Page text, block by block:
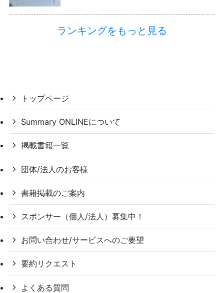
ランキングをもっと見る
トップページ
Summary ONLINEについて
掲載書籍一覧
団体/法人のお客様
書籍掲載のご案内
スポンサー（個人/法人）募集中！
お問い合わせ/サービスへのご要望
要約リクエスト
よくある質問